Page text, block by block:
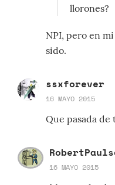
llorones?
NPI, pero en
sido.
ssxforever
16 MAYO 2015
Que pasada de
16 MAYO 2015